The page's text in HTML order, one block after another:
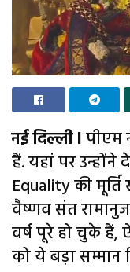
नई दिल्ली lपीएम
हैं. यहां पर
Equality की मूर्ति
वैष्णव संत
वर्ष पूरे हो चुके हैं,
को ये बड़ा सम्मान